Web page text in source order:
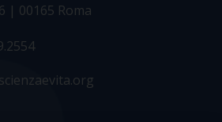
| 00165 Roma